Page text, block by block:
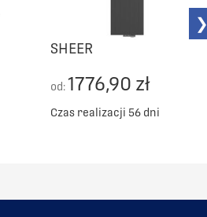
SHEER
od: 1776,90 zł
Czas realizacji 56 dni
❯